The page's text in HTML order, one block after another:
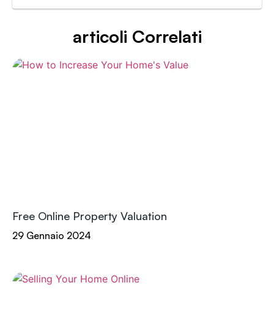
articoli Correlati
Free Online Property Valuation
29 Gennaio 2024